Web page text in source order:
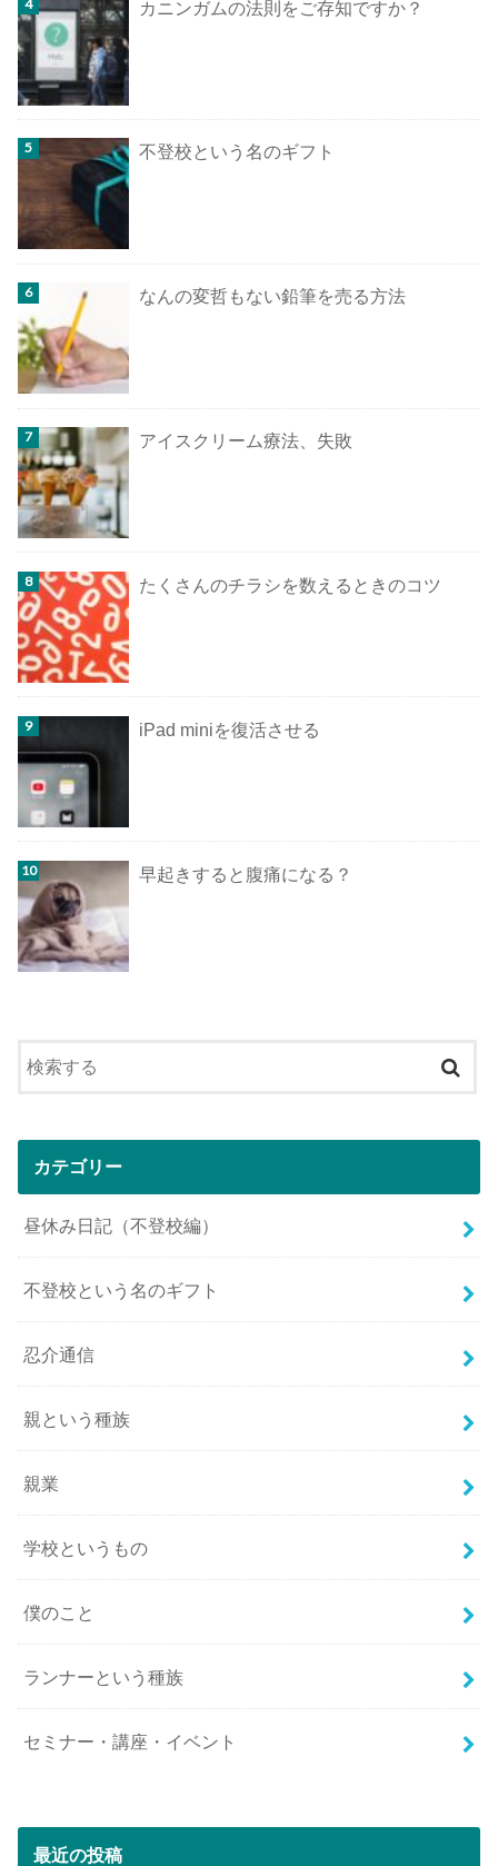
カニンガムの法則をご存知ですか？
不登校という名のギフト
なんの変哲もない鉛筆を売る方法
アイスクリーム療法、失敗
たくさんのチラシを数えるときのコツ
iPad miniを復活させる
早起きすると腹痛になる？
カテゴリー
昼休み日記（不登校編）
不登校という名のギフト
忍介通信
親という種族
親業
学校というもの
僕のこと
ランナーという種族
セミナー・講座・イベント
最近の投稿